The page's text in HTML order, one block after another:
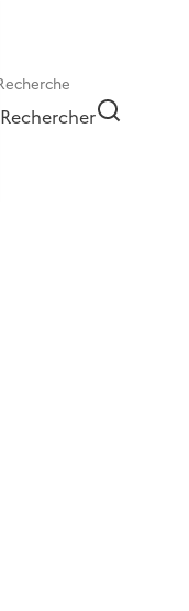
Rechercher